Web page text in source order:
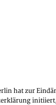
hat zur